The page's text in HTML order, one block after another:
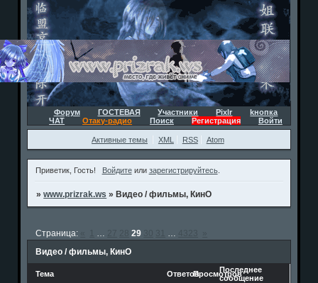
Форум ГОСТЕВАЯ Участники Pixlr
kнопка
ЧАТ
Отаку-радио Поиск Регистрация Войти
Активные темы XML RSS Atom
Приветик, Гость! Войдитеили зарегистрируйтесь.
»www.prizrak.ws » Видео / фильмы, КинО
Видео / фильмы, КинО
Страница: … 29 …
Тема ОтветовПросмотров
Последнее
сообщение